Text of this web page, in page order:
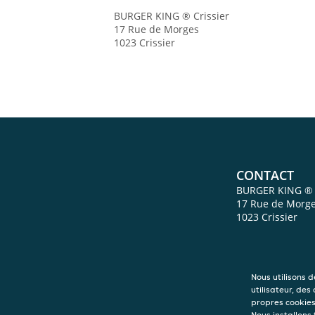
BURGER KING ® Crissier
17 Rue de Morges
1023 Crissier
CONTACT
BURGER KING
17 Rue de
1023 Crissier
Nous utilisons
utilisateur, des
propres